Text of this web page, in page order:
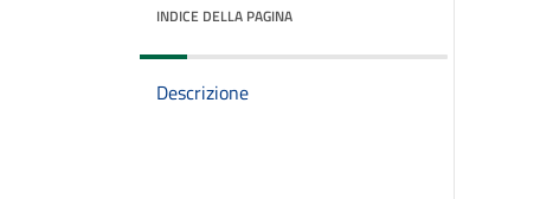
INDICE DELLA PAGINA
Descrizione